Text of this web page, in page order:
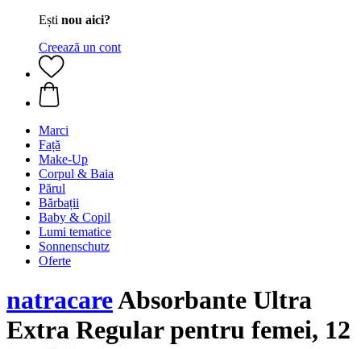
Ești nou aici?
Creează un cont
Marci
Față
Make-Up
Corpul & Baia
Părul
Bărbații
Baby & Copil
Lumi tematice
Sonnenschutz
Oferte
natracareAbsorbante Ultra
Extra Regular pentru femei, 12